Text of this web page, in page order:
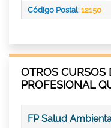
Código Postal:12150
OTROS CURSOS
PROFESIONAL
FP Salud